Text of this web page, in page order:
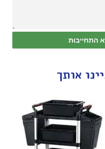
התחייבות
אותך